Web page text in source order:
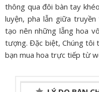
thông qua đôi bàn tay
luyện, pha lẫn giữa
tạo nên những lẵng hoa
tượng. Đặc biệt, Chúng tôi
bạn mua hoa trực tiếp từ